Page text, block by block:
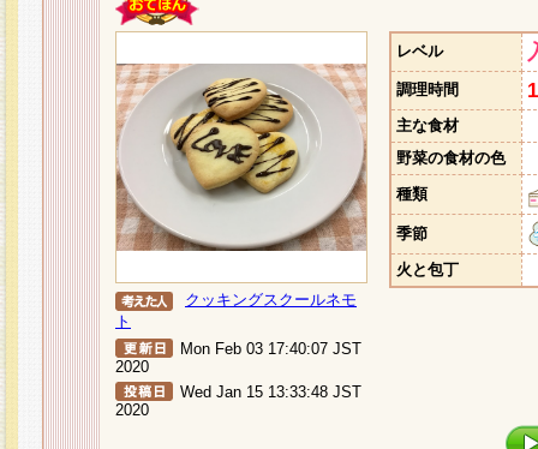
クッキングスクールネモ
ト
Mon Feb 03 17:40:07 JST
2020
Wed Jan 15 13:33:48 JST
2020
レベル
調理時間
主な食材
野菜の食材の色
種類
季節
火と包丁